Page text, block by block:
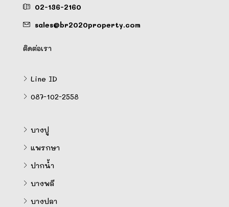
02-136-2160
sales@br2020property.com
ติดต่อเรา
Line ID
087-102-2558
บางปู
แพรกษา
ปากน้ำ
บางพลี
บางปลา